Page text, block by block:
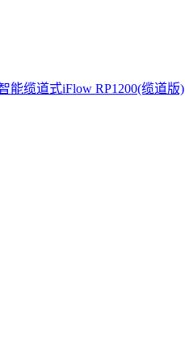
能缆道式iFlow RP1200(缆道版)